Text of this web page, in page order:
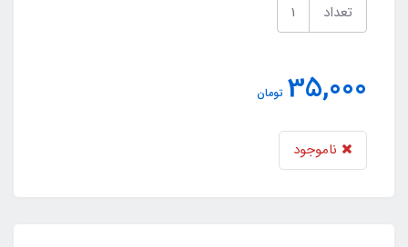
تعداد
35,000 تومان
ناموجود